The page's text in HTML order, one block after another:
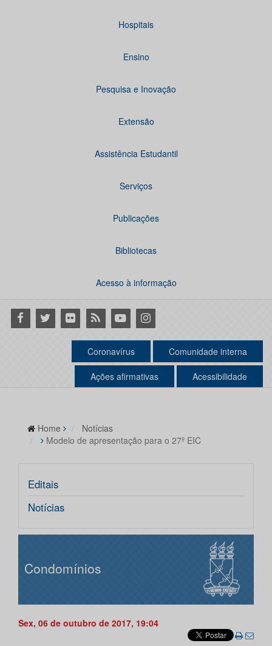
Hospitais
Ensino
Pesquisa e Inovação
Extensão
Assistência Estudantil
Serviços
Publicações
Bibliotecas
Acesso à informação
Facebook
Twitter Flickr RSS YoutubeInstagram
Coronavírus Comunidade interna
Ações afirmativas Acessibilidade
Home
Notícias
Modelo de apresentação para o 27º EIC
Editais
Notícias
Condomínios
Sex, 06 de outubro de 2017, 19:04